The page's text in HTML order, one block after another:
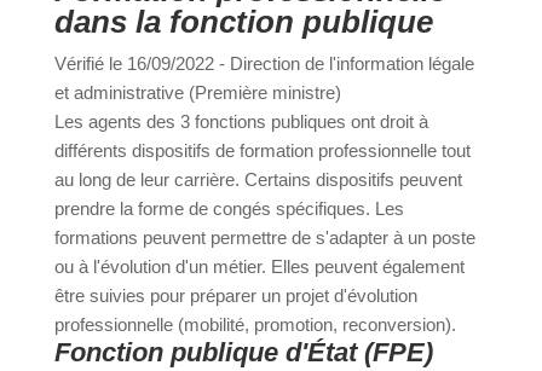
Formation professionnelle
dans la fonction publique
Vérifié le 16/09/2022 - Direction de l'information
légale et administrative (Première ministre)
Les agents des 3 fonctions publiques ont droit à
différents dispositifs de formation professionnelle
tout au long de leur carrière. Certains dispositifs
peuvent prendre la forme de congés spécifiques.
Les formations peuvent permettre de s'adapter à
un poste ou à l'évolution d'un métier. Elles peuvent
également être suivies pour préparer un projet
d'évolution professionnelle (mobilité, promotion,
famille
un
en